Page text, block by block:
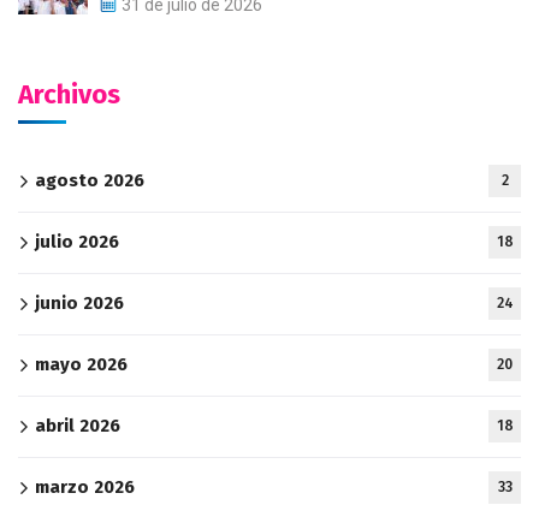
31 de julio de 2026
Archivos
agosto 2026 2
julio 2026 18
junio 2026 24
mayo 2026 20
abril 2026 18
marzo 2026 33